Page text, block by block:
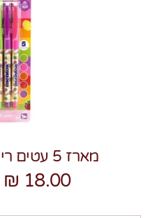
מארז 5 עטים ריחניים MENTOS
18.00 ₪